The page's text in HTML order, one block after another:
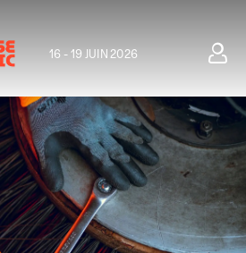
16 - 19 JUIN 2026